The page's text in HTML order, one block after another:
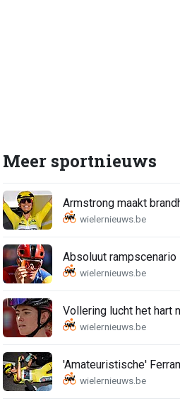
Meer sportnieuws
Armstrong maakt
Absoluut rampscenario
Vollering lucht het hart
'Amateuristische'